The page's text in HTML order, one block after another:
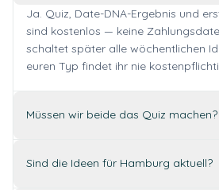
Ja. Quiz, Date-DNA-Ergebnis und
sind kostenlos — keine
schaltet später alle wöchentlichen
euren Typ findet ihr nie
Müssen wir beide das Quiz machen?
Sind die Ideen für Hamburg aktuell?